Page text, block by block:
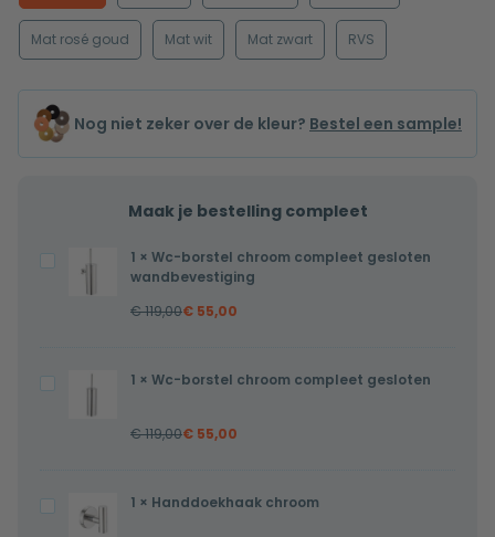
Mat rosé goud Mat wit Mat zwart RVS
Nog niet zeker over de kleur? Bestel een sample!
Maak je bestelling compleet
Wc-
borstel
gesloten
1 × Wc-borstel chroom compleet gesloten
wandbevestiging
€119,00€ 55,00
Wc-
borstel
1 × Wc-borstel chroom compleet gesloten
€119,00€ 55,00
Handdoekhaak
1 × Handdoekhaak chroom